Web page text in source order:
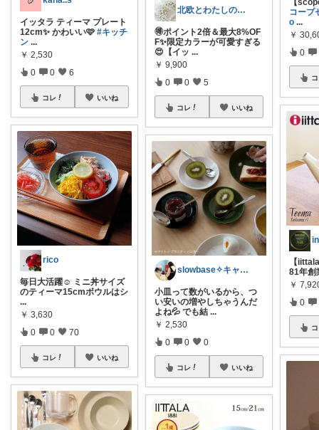
イッタラ ティーマ プレート
12cm✨ かわいい🩷 #キッチ
ン ...
￥ 2,530
0 0 6
コレ いいね
rico
毎日大活躍☺︎ ミニ丼サイズ
のティーマ ​15cmボウルはシ
...
￥ 3,630
0 0 70
コレ いいね
北欧とわたしの暮らしLoulou_pop
🉐ポイント2倍＆最大8%OF
F✨限定カラーが可愛すぎる
😍【イッ ...
￥ 9,900
0 0 5
コレ いいね
slowbase✧キャンプと暮らし
小皿って数がいるから、つ
い安いの増やしちゃうんだ
よね💦 でも結 ...
￥ 2,530
0 0 0
コレ いいね
【
コープ
o ...
￥
0
【
81年創
￥
0